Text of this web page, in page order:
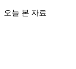
오늘 본 자료